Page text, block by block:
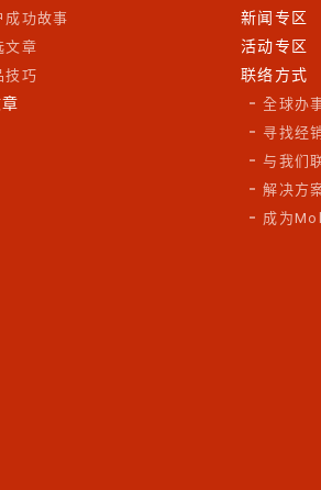
成功故事
文章
技巧
新闻专区
活动专区
联络方式
全球办
寻找经
与我们
解决方
成为